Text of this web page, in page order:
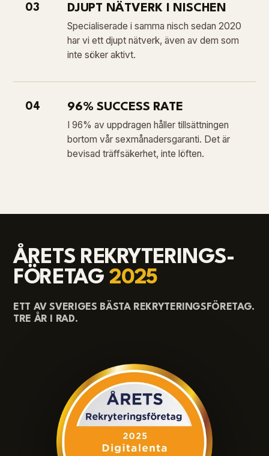
03 DJUPT NÄTVERK I NISCHEN
Specialiserade i samma nisch sedan 2020
har vi ett djupt nätverk, även av dem som
inte söker aktivt.
04 96% SUCCESS RATE
I 96% av uppdragen håller tillsättningen
bortom vår sexmånadersgaranti. Det är
bevisad träffsäkerhet, inte löften.
ÅRETS REKRYTERINGS-
FÖRETAG2025
ETT AV SVERIGES BÄSTA REKRYTERINGSFÖRETAG.
TRE ÅR I RAD.